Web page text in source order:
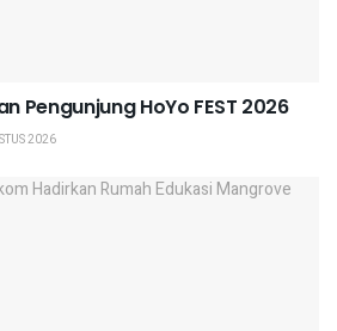
Pengunjung HoYo FEST 2026
2026